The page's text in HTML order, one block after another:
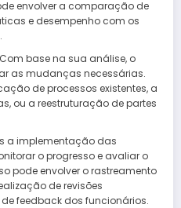
envolver a comparação de
e desempenho com os
base na sua análise, o
as mudanças necessárias.
de processos existentes, a
ou a reestruturação de partes
a implementação das
o progresso e avaliar o
pode envolver o rastreamento
de revisões
feedback dos funcionários.